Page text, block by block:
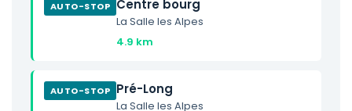
AUTO-STOP Centre bourg
La Salle les Alpes
4.9 km
AUTO-STOP Pré-Long
La Salle les Alpes